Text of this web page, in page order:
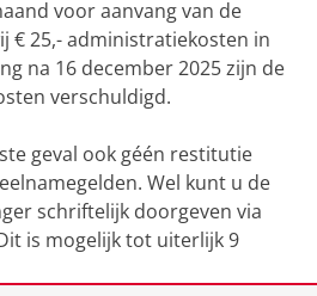
voor aanvang van de
€ 25,- administratiekosten in
na 16 december 2025 zijn de
verschuldigd.
geval ook géén restitutie
Wel kunt u de
schriftelijk doorgeven via
is mogelijk tot uiterlijk 9